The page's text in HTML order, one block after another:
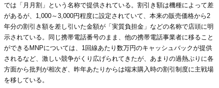
では「月月割」という名称で提供されている。割引き額は機種によって差
があるが、1,000～3,000円程度に設定されていて、本来の販売価格から2
年分の割引き額を差し引いた金額が「実質負担金」などの名称で店頭に明
示されている。同じ携帯電話番号のまま、他の携帯電話事業者に移ること
ができるMNPについては、1回線あたり数万円のキャッシュバックが提供
されるなど、激しい競争がくり広げられてきたが、あまりの過熱ぶりに各
方面から批判が相次ぎ、昨年あたりからは端末購入時の割引制度に主戦場
を移している。